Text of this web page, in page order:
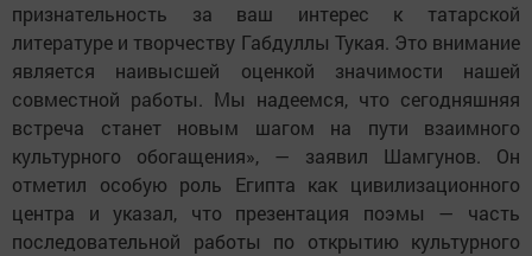
признательность за ваш интерес к татарской
литературе и творчеству Габдуллы Тукая. Это внимание
является наивысшей оценкой значимости нашей
совместной работы. Мы надеемся, что сегодняшняя
встреча станет новым шагом на пути взаимного
культурного обогащения», — заявил Шамгунов. Он
отметил особую роль Египта как цивилизационного
центра и указал, что презентация поэмы — часть
последовательной работы по открытию культурного